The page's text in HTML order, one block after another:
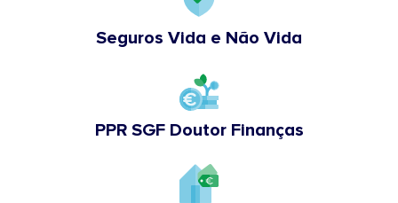
Seguros Vida e Não Vida
PPR SGF Doutor Finanças